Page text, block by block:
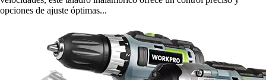
opciones de ajuste óptimas...